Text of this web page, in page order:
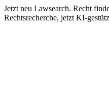
Jetzt neu Lawsearch. Recht
Rechtsrecherche, jetzt KI-